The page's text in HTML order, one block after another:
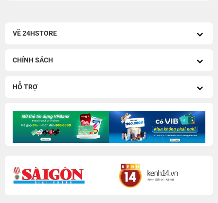
VỀ 24HSTORE
CHÍNH SÁCH
HỖ TRỢ